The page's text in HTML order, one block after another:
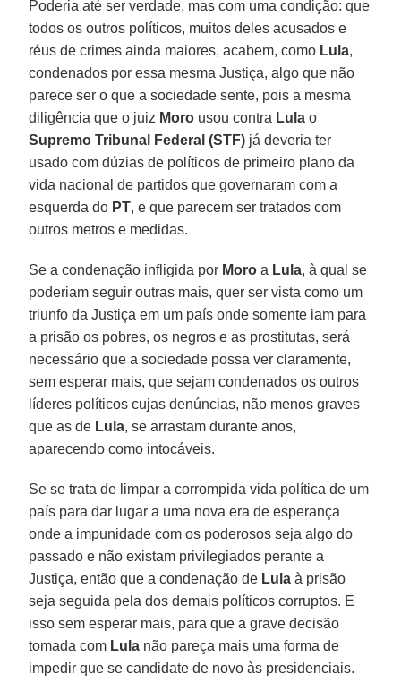
Poderia até ser verdade, mas com uma condição: que
todos os outros políticos, muitos deles acusados e
réus de crimes ainda maiores, acabem, como Lula,
condenados por essa mesma Justiça, algo que não
parece ser o que a sociedade sente, pois a mesma
diligência que o juiz Moro usou contra Lula o
Supremo Tribunal Federal (STF) já deveria ter
usado com dúzias de políticos de primeiro plano da
vida nacional de partidos que governaram com a
esquerda do PT, e que parecem ser tratados com
outros metros e medidas.
Se a condenação infligida por Moro a Lula, à qual se
poderiam seguir outras mais, quer ser vista como um
triunfo da Justiça em um país onde somente iam para
a prisão os pobres, os negros e as prostitutas, será
necessário que a sociedade possa ver claramente,
sem esperar mais, que sejam condenados os outros
líderes políticos cujas denúncias, não menos graves
que as de Lula, se arrastam durante anos,
aparecendo como intocáveis.
Se se trata de limpar a corrompida vida política de um
país para dar lugar a uma nova era de esperança
onde a impunidade com os poderosos seja algo do
passado e não existam privilegiados perante a
Justiça, então que a condenação de Lula à prisão
seja seguida pela dos demais políticos corruptos. E
isso sem esperar mais, para que a grave decisão
tomada com Lula não pareça mais uma forma de
impedir que se candidate de novo às presidenciais.